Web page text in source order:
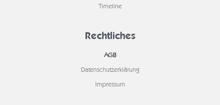
Timeline
Rechtliches
AGB
Datenschutzerklärung
Impressum